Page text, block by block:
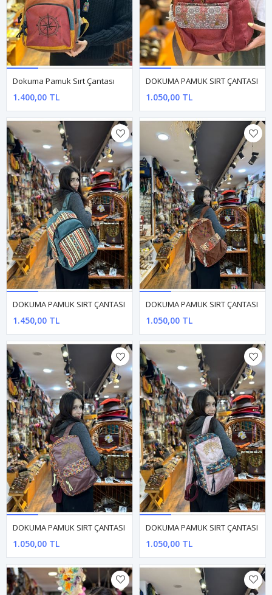
Dokuma Pamuk Sırt Çantası
1.400,00 TL
DOKUMA PAMUK SIRT ÇANTASI
1.050,00 TL
DOKUMA PAMUK SIRT ÇANTASI
1.450,00 TL
DOKUMA PAMUK SIRT ÇANTASI
1.050,00 TL
DOKUMA PAMUK SIRT ÇANTASI
1.050,00 TL
DOKUMA PAMUK SIRT ÇANTASI
1.050,00 TL